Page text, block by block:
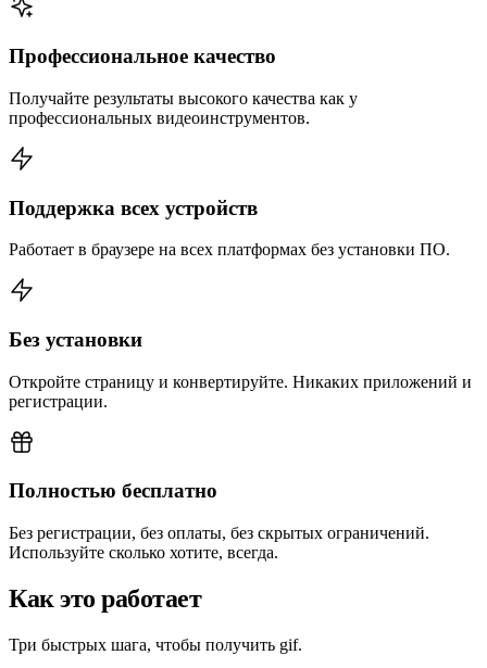
Профессиональное качество
Получайте результаты высокого качества как у
профессиональных видеоинструментов.
Поддержка всех устройств
Работает в браузере на всех платформах без установки ПО.
Без установки
Откройте страницу и конвертируйте. Никаких приложений и
регистрации.
Полностью бесплатно
Без регистрации, без оплаты, без скрытых ограничений.
Используйте сколько хотите, всегда.
Как это работает
Три быстрых шага, чтобы получить gif.